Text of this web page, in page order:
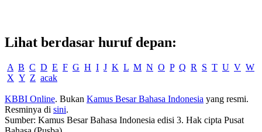
Lihat berdasar huruf depan:
A B C D E F G H I J K L M N O P Q R S T U V W
X Y Z acak
KBBI Online. Bukan Kamus Besar Bahasa Indonesia yang resmi.
Resminya di sini.
Sumber: Kamus Besar Bahasa Indonesia edisi 3. Hak cipta Pusat